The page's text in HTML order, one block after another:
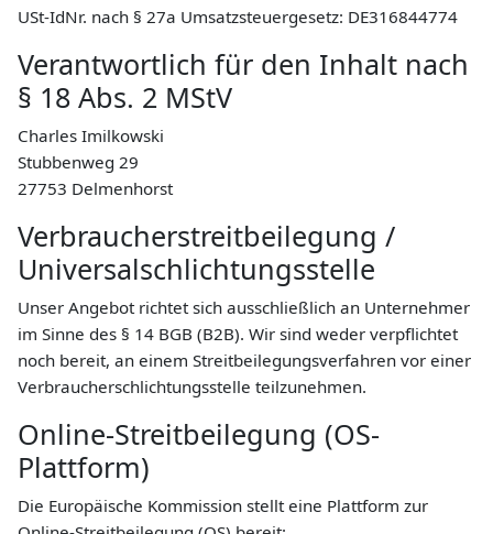
USt-IdNr. nach § 27a Umsatzsteuergesetz: DE316844774
Verantwortlich für den Inhalt nach
§ 18 Abs. 2 MStV
Charles Imilkowski
Stubbenweg 29
27753 Delmenhorst
Verbraucherstreitbeilegung /
Universalschlichtungsstelle
Unser Angebot richtet sich ausschließlich an Unternehmer
im Sinne des § 14 BGB (B2B). Wir sind weder verpflichtet
noch bereit, an einem Streitbeilegungsverfahren vor einer
Verbraucherschlichtungsstelle teilzunehmen.
Online-Streitbeilegung (OS-
Plattform)
Die Europäische Kommission stellt eine Plattform zur